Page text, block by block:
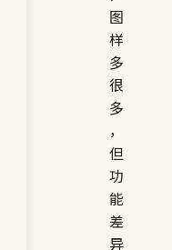
图
样
多
很
多
，
但
功
能
差
异